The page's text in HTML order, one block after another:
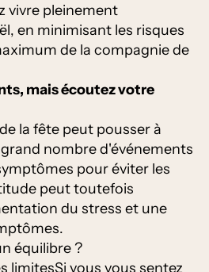
vivre pleinement
en minimisant les risques
de la compagnie de
mais écoutez votre
la fête peut pousser à
nombre d'événements
pour éviter les
peut toutefois
du stress et une
équilibre ?
limitesSi vous vous sentez